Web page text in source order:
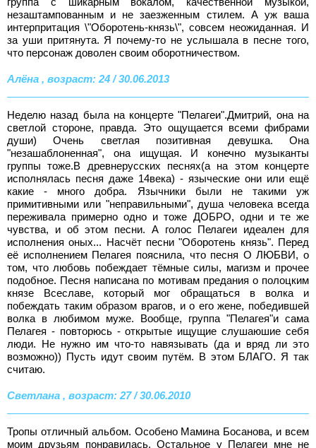
незаштампованным и не заезженным стилем. А уж ваша
интерпритация \"Оборотень-князь\", совсем неожиданная. И
за уши притянута. Я почему-то не услышала в песне того,
что персонаж доволен своим оборотничеством.
Алёна , возраст: 24 / 30.06.2013
Неделю назад была на концерте "Пелагеи".Дмитрий, она на
светлой стороне, правда. Это ощущается всеми фибрами
души) Очень светлая позитивная девушка. Она
"незашаблоненная", она ищущая. И конечно музыканты
группы тоже.В древнерусских песнях(а на этом концерте
исполнялась песня даже 14века) - языческие они или ещё
какие - много добра. Язычники были не такими уж
примитивными или "неправильными", душа человека всегда
переживала примерно одно и тоже ДОБРО, одни и те же
чувства, и об этом песни. А голос Пелагеи идеален для
исполнения оных... Насчёт песни "Оборотень князь". Перед
её исполнением Пелагея пояснила, что песня О ЛЮБВИ, о
том, что любовь побеждает тёмные силы, магизм и прочее
подобное. Песня написана по мотивам предания о полоцким
князе Всеславе, который мог обращаться в волка и
побеждать таким образом врагов, и о его жене, победившей
волка в любимом муже. Вообще, группа "Пелагея"и сама
Пелагея - повторюсь - открытые ищущие слушаюшие себя
люди. Не нужно им что-то навязывать (да и вряд ли это
возможно)) Пусть идут своим путём. В этом БЛАГО. Я так
считаю.
Светлана , возраст: 27 / 30.06.2010
Тропы отличный альбом. Особено Мамина Босанова, и всем
моим друзьям понравилась. Остальное у Пелагеи мне не